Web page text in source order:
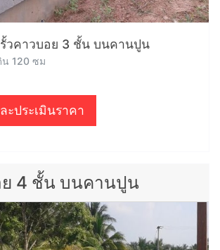
วคาวบอย 3 ชั้น บนคานปูน
น 120 ซม
ะประเมินราคา
ย 4 ชั้น บนคานปูน